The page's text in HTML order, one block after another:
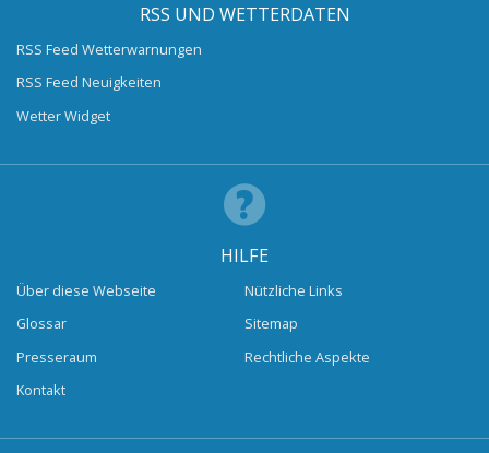
RSS UND WETTERDATEN
RSS Feed Wetterwarnungen
RSS Feed Neuigkeiten
Wetter Widget
HILFE
Über diese Webseite
Glossar
Presseraum
Kontakt
Nützliche Links
Sitemap
Rechtliche Aspekte